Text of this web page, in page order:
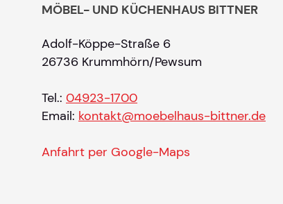
MÖBEL- UND KÜCHENHAUS BITTNER
Adolf-Köppe-Straße 6
26736 Krummhörn/Pewsum
Tel.: 04923-1700
Email: kontakt@moebelhaus-bittner.de
Anfahrt per Google-Maps